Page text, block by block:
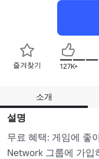
즐겨찾기 127K+
소개
설명
무료 혜택: 게임에 좋
Network 그룹에 가입